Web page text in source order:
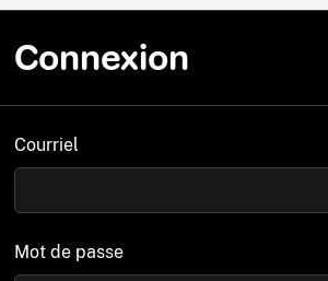
Connexion
Courriel
Mot de passe